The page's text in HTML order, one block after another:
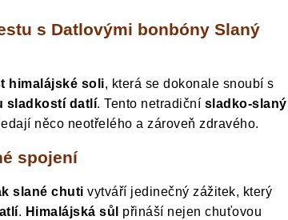
s Datlovými bonbóny Slaný
himalájské soli, která se dokonale snoubí s
sladkostí datlí. Tento netradiční sladko-slaný
něco neotřelého a zároveň zdravého.
spojení
slané chuti vytváří jedinečný zážitek, který
. Himalájská sůl
přináší nejen chuťovou